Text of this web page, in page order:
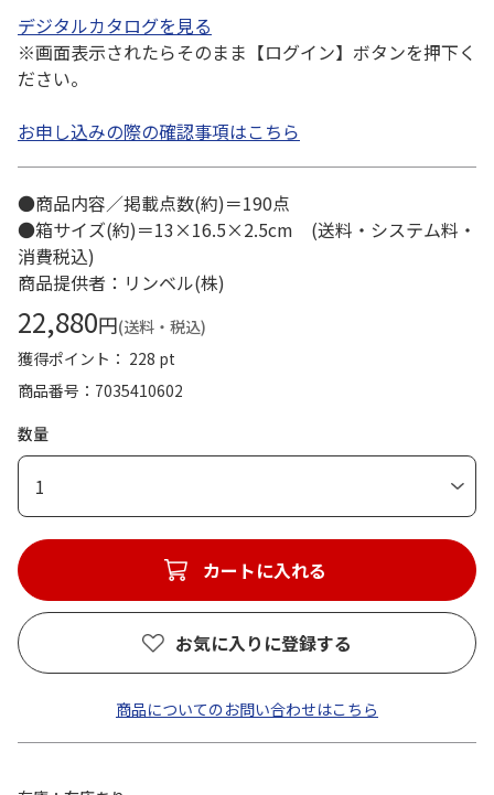
デジタルカタログを見る
※画面表示されたらそのまま【ログイン】ボタンを押下く
ださい。
お申し込みの際の確認事項はこちら
●商品内容／掲載点数(約)＝190点
●箱サイズ(約)＝13×16.5×2.5cm (送料・システム料・
消費税込)
商品提供者：リンベル(株)
22,880円(送料・税込)
獲得ポイント： 228 pt
商品番号
7035410602
数量
1
カートに入れる
お気に入りに登録する
商品についてのお問い合わせはこちら